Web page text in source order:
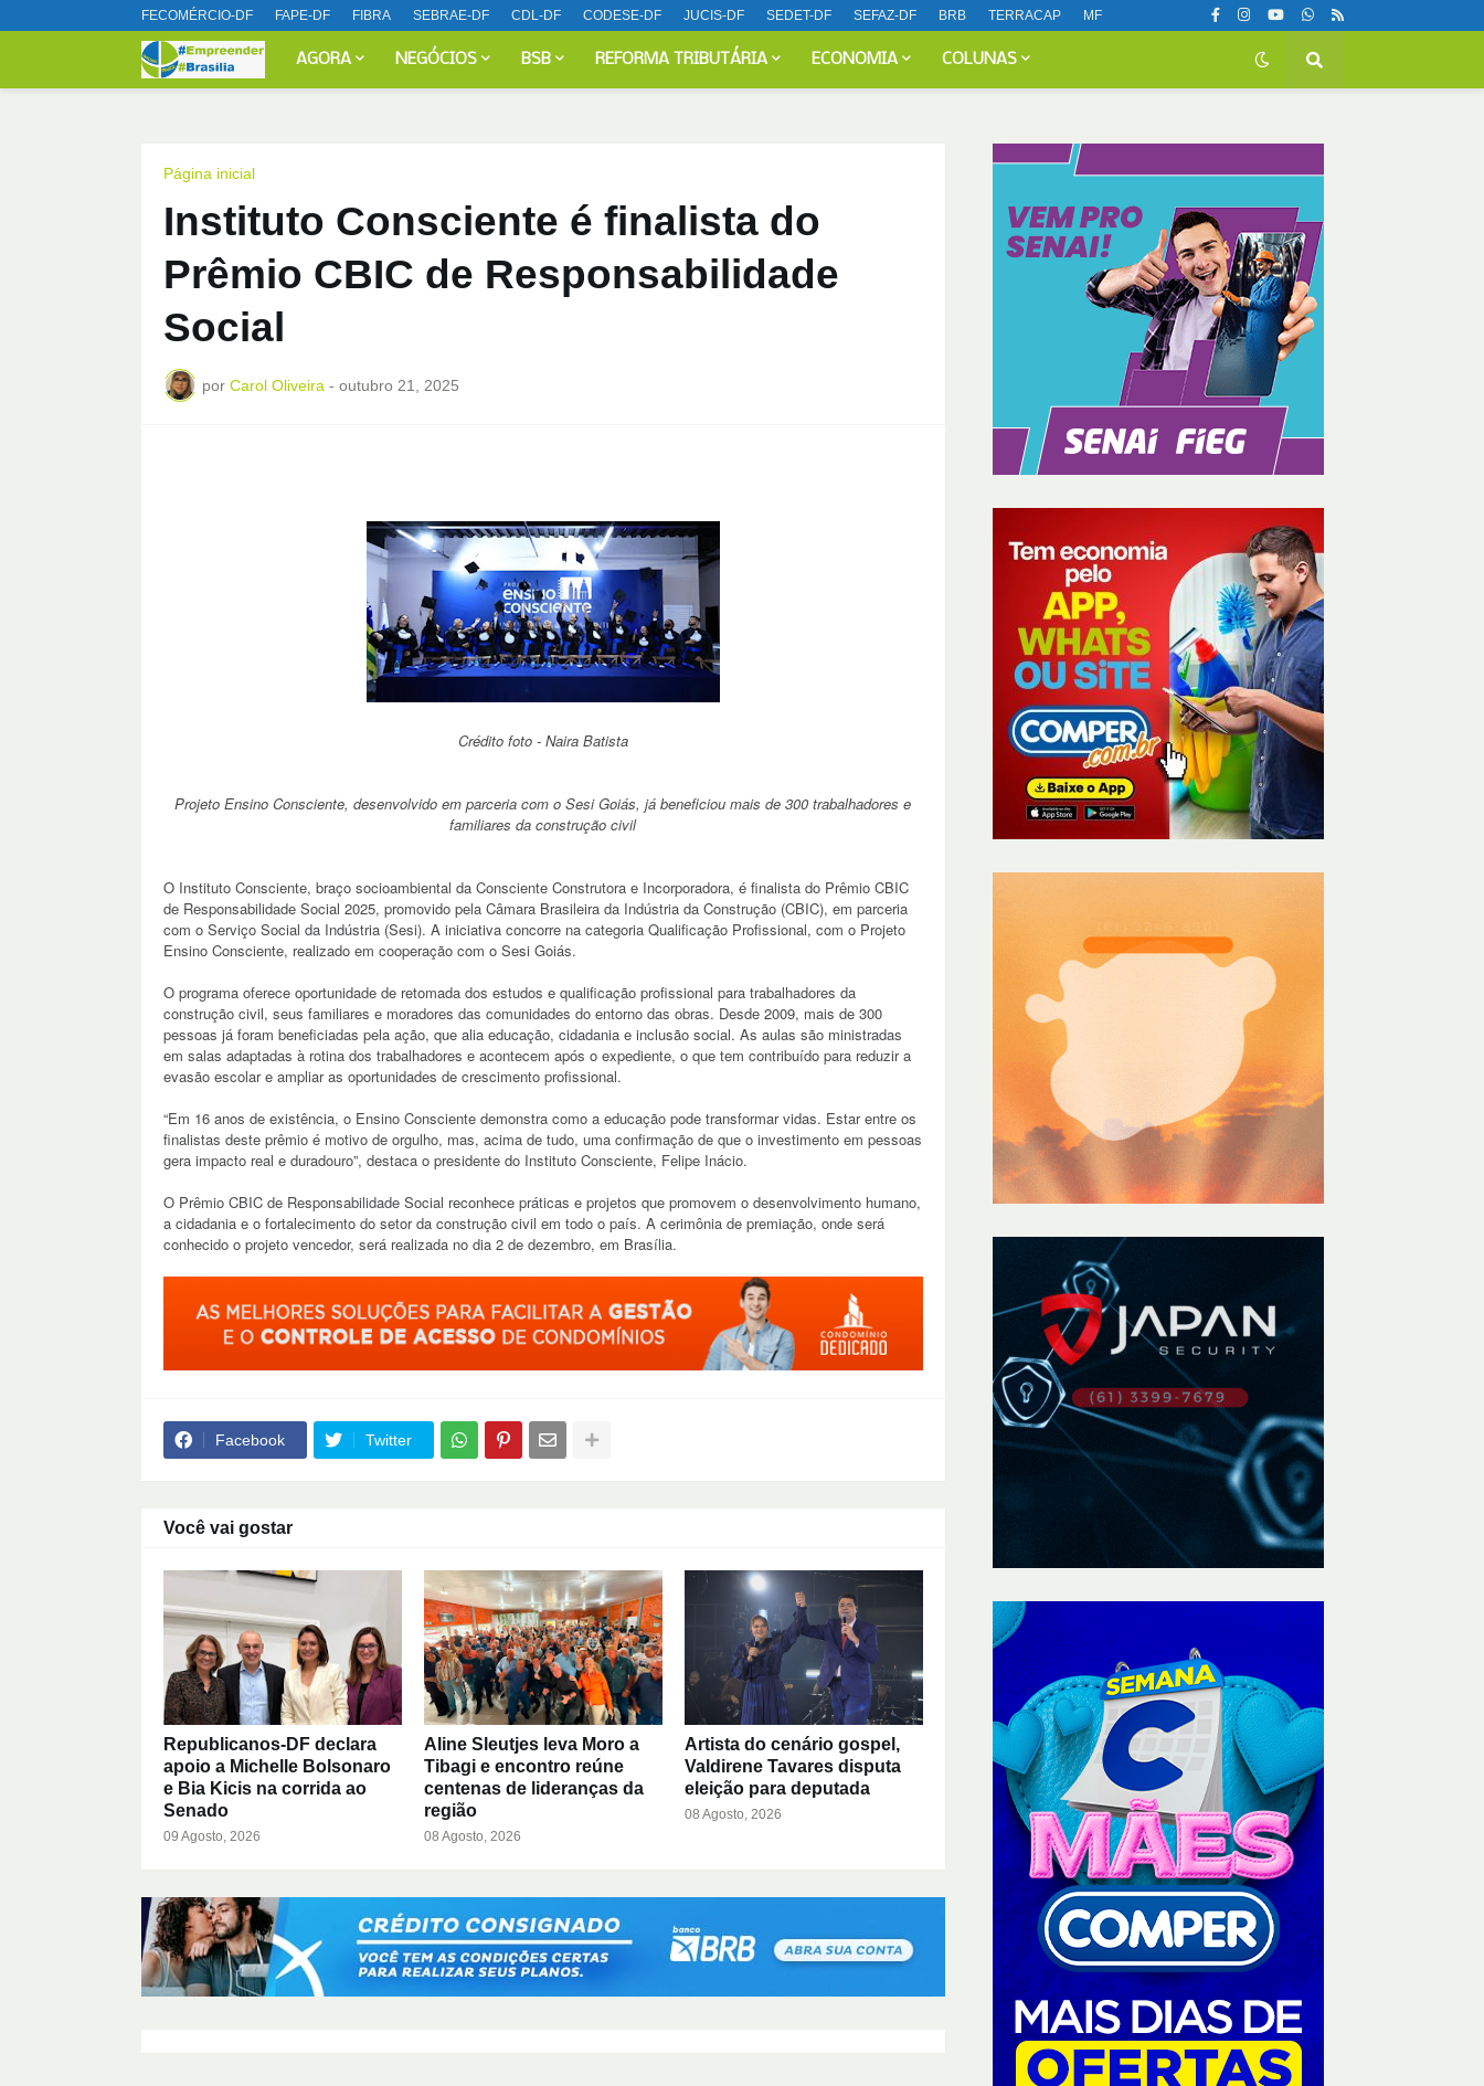
FECOMÉRCIO-DF FAPE-DF FIBRA SEBRAE-DF CDL-DF CODESE-DF JUCIS-DF SEDET-DF SEFAZ-DF BRB TERRACAP MF
AGORA NEGÓCIOS BSB REFORMA TRIBUTÁRIA ECONOMIA COLUNAS
Página inicial
Instituto Consciente é finalista do
Prêmio CBIC de Responsabilidade
Social
por Carol Oliveira - outubro 21, 2025
Crédito foto - Naira Batista
Projeto Ensino Consciente, desenvolvido em parceria com o Sesi Goiás, já beneficiou mais de 300 trabalhadores e
familiares da construção civil
O Instituto Consciente, braço socioambiental da Consciente Construtora e Incorporadora, é finalista do Prêmio CBIC
de Responsabilidade Social 2025, promovido pela Câmara Brasileira da Indústria da Construção (CBIC), em parceria
com o Serviço Social da Indústria (Sesi). A iniciativa concorre na categoria Qualificação Profissional, com o Projeto
Ensino Consciente, realizado em cooperação com o Sesi Goiás.
O programa oferece oportunidade de retomada dos estudos e qualificação profissional para trabalhadores da
construção civil, seus familiares e moradores das comunidades do entorno das obras. Desde 2009, mais de 300
pessoas já foram beneficiadas pela ação, que alia educação, cidadania e inclusão social. As aulas são ministradas
em salas adaptadas à rotina dos trabalhadores e acontecem após o expediente, o que tem contribuído para reduzir a
evasão escolar e ampliar as oportunidades de crescimento profissional.
“Em 16 anos de existência, o Ensino Consciente demonstra como a educação pode transformar vidas. Estar entre os
finalistas deste prêmio é motivo de orgulho, mas, acima de tudo, uma confirmação de que o investimento em pessoas
gera impacto real e duradouro”, destaca o presidente do Instituto Consciente, Felipe Inácio.
O Prêmio CBIC de Responsabilidade Social reconhece práticas e projetos que promovem o desenvolvimento humano,
a cidadania e o fortalecimento do setor da construção civil em todo o país. A cerimônia de premiação, onde será
conhecido o projeto vencedor, será realizada no dia 2 de dezembro, em Brasília.
Facebook Twitter
Você vai gostar
Republicanos-DF declara
apoio a Michelle Bolsonaro
e Bia Kicis na corrida ao
Senado
09 Agosto, 2026
Aline Sleutjes leva Moro a
Tibagi e encontro reúne
centenas de lideranças da
região
08 Agosto, 2026
Artista do cenário gospel,
Valdirene Tavares disputa
eleição para deputada
08 Agosto, 2026